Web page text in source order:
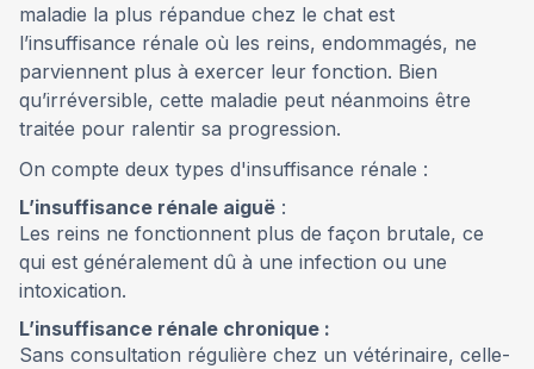
maladie la plus répandue chez le chat est
l’insuffisance rénale où les reins, endommagés, ne
parviennent plus à exercer leur fonction. Bien
qu’irréversible, cette maladie peut néanmoins être
traitée pour ralentir sa progression.
On compte deux types d'insuffisance rénale :
L’insuffisance rénale aiguë :
Les reins ne fonctionnent plus de façon brutale, ce
qui est généralement dû à une infection ou une
intoxication.
L’insuffisance rénale chronique :
Sans consultation régulière chez un vétérinaire, celle-